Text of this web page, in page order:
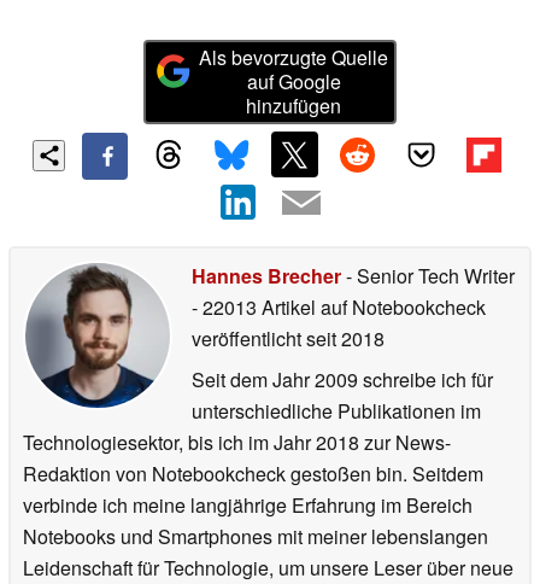
Als bevorzugte Quelle
auf Google
hinzufügen
Hannes Brecher- Senior Tech Writer
- 22013 Artikel auf Notebookcheck
veröffentlichtseit 2018
Seit dem Jahr 2009 schreibe ich für
unterschiedliche Publikationen im
Technologiesektor, bis ich im Jahr 2018 zur News-
Redaktion von Notebookcheck gestoßen bin. Seitdem
verbinde ich meine langjährige Erfahrung im Bereich
Notebooks und Smartphones mit meiner lebenslangen
Leidenschaft für Technologie, um unsere Leser über neue